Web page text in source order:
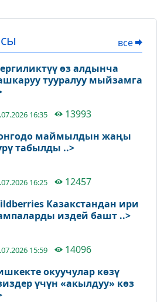
все
өз алдынча
тууралуу мыйзамга
16:35
13993
маймылдын жаңы
табылды ..>
16:25
12457
Казакстандан ири
издей башт ..>
15:59
14096
окуучулар көзү
үчүн «акылдуу» көз